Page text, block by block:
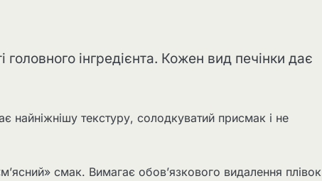
інгредієнта. Кожен вид печінки дає
найніжнішу текстуру, солодкуватий присмак і не
смак. Вимагає обов’язкового видалення плівок